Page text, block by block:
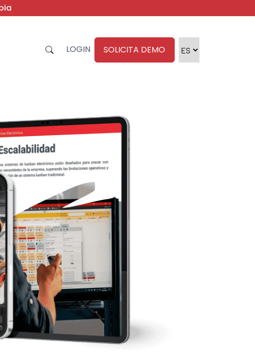
LOGIN SOLICITA DEMO